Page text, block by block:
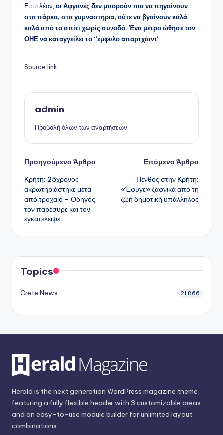
Επιπλέον, οι Αφγανές δεν μπορούν πια να πηγαίνουν
στα πάρκα, στα γυμναστήρια, ούτε να βγαίνουν καλά
καλά από το σπίτι χωρίς συνοδό. Ένα μέτρο ώθησε τον
ΟΗΕ να καταγγείλει το “έμφυλο απαρτχάιντ“.
Source link
admin
Προβολή όλων των αναρτήσεων
Πλοήγηση
δημοσιεύσεων
Προηγούμενο Άρθρο
Κρήτη: 25χρονος
ακρωτηριάστηκε μετά
από τροχαίο – Οδηγός
τον παρέσυρε και τον
εγκατέλειψε
Επόμενο Άρθρο
Πένθος στην Κρήτη:
«Έφυγε» ξαφνικά από τη
ζωή δημοτική υπάλληλος
Topics
Crete News 21,866
Herald is the next generation WordPress magazine theme,
featuring a fully flexible header with 3 customizable areas
and an easy-to-use module builder for unlimited layout
combinations